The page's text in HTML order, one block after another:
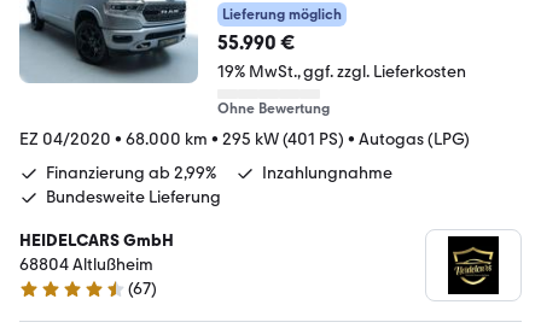
Lieferung möglich
55.990 €
19% MwSt. ggf. zzgl. Lieferkosten
Ohne Bewertung
EZ 04/2020 • 68.000 km • 295 kW (401 PS) • Autogas (LPG)
Finanzierung ab 2,99%
Inzahlungnahme
Bundesweite Lieferung
HEIDELCARS GmbH
68804 Altlußheim
4.7 Sterne
(67)